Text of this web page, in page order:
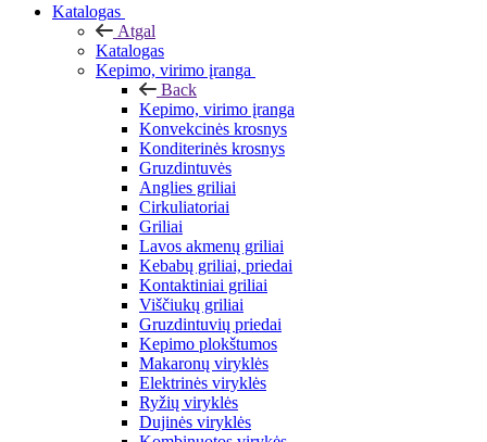
Katalogas
Atgal
Katalogas
Kepimo, virimo įranga
Back
Kepimo, virimo įranga
Konvekcinės krosnys
Konditerinės krosnys
Gruzdintuvės
Anglies griliai
Cirkuliatoriai
Griliai
Lavos akmenų griliai
Kebabų griliai, priedai
Kontaktiniai griliai
Viščiukų griliai
Gruzdintuvių priedai
Kepimo plokštumos
Makaronų viryklės
Elektrinės viryklės
Ryžių viryklės
Dujinės viryklės